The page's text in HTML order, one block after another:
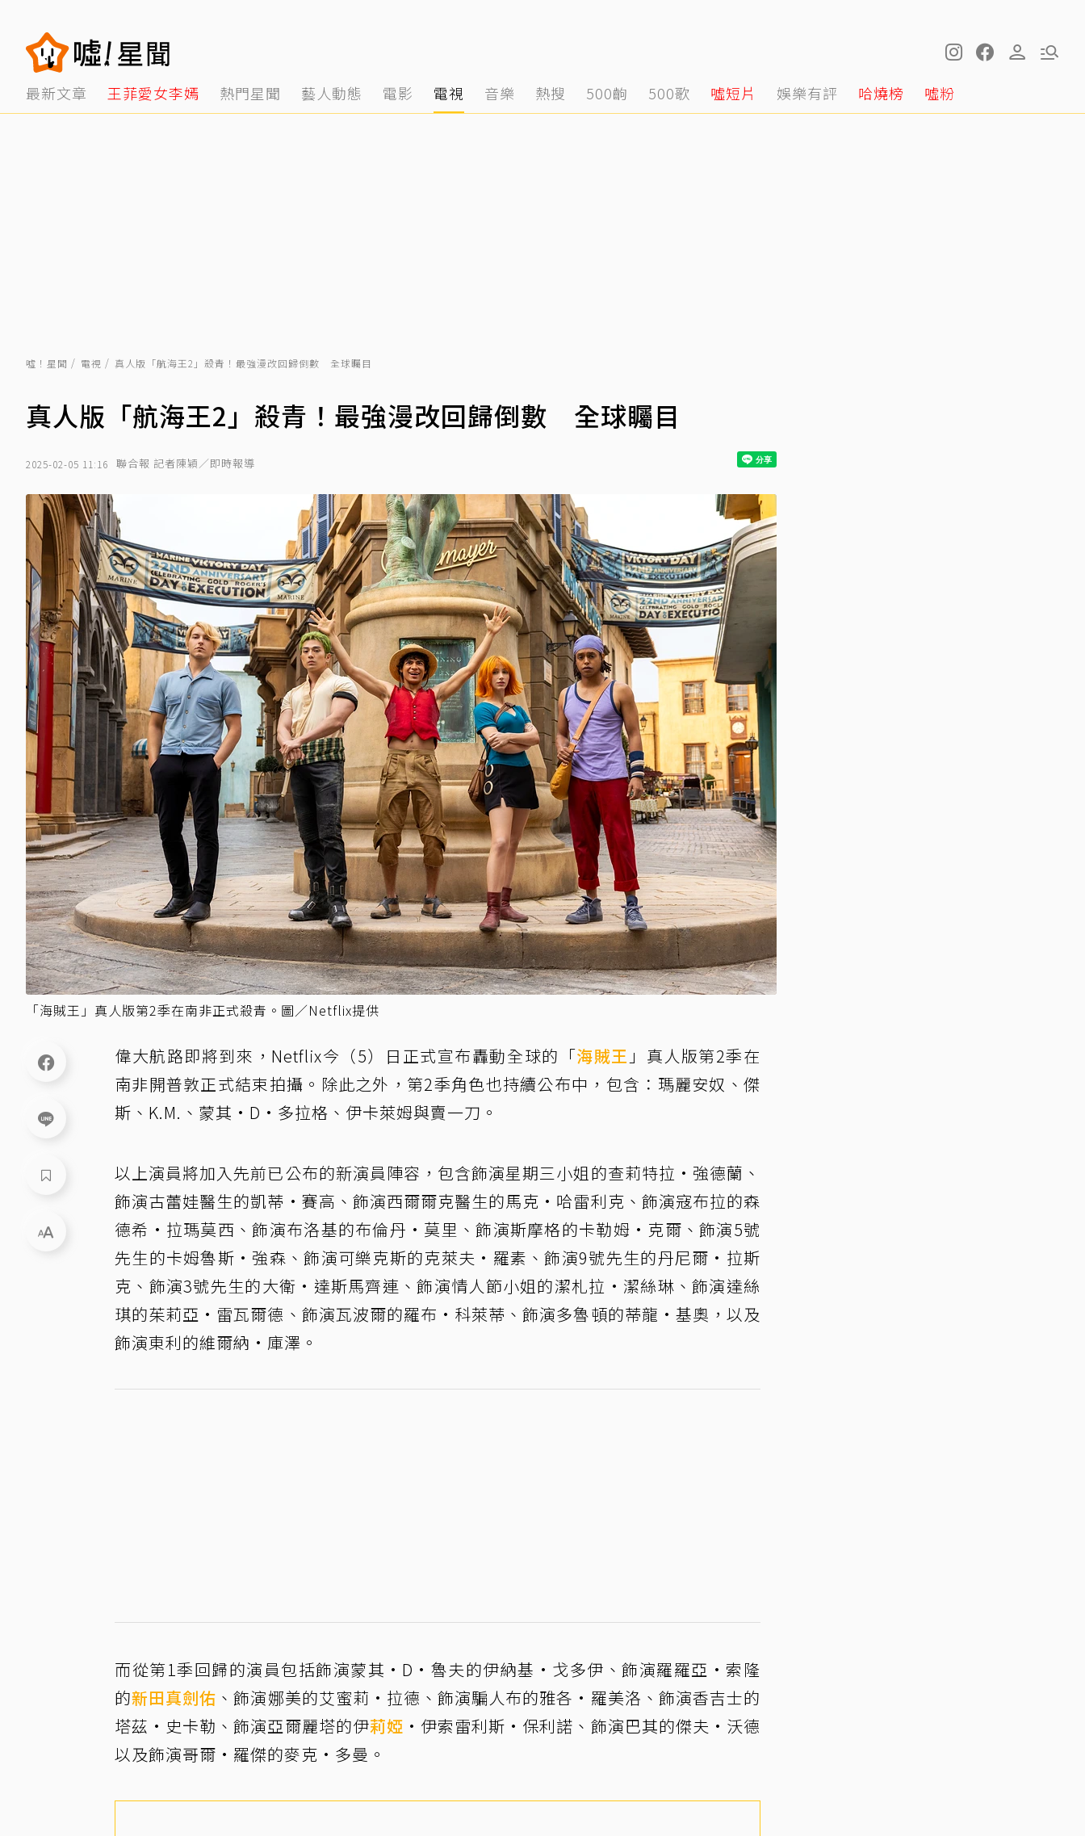
最新文章 王菲愛女李嫣 熱門星聞 藝人動態 電影 電視 音樂 熱搜 500齣 500歌 噓短片 娛樂有評 哈燒榜 噓粉
噓！星聞 電視 真人版「航海王2」殺青！最強漫改回歸倒數 全球矚目
真人版「航海王2」殺青！最強漫改回歸倒數 全球矚目
2025-02-05 11:16 聯合報 記者陳穎／即時報導
「海賊王」真人版第2季在南非正式殺青。圖／Netflix提供
偉大航路即將到來，Netflix今（5）日正式宣布轟動全球的「海賊王 」真人版第2季在
南非開普敦正式結束拍攝。除此之外，第2季角色也持續公布中，包含：瑪麗安奴、傑
斯、K.M.、蒙其·D·多拉格、伊卡萊姆與賣一刀。
以上演員將加入先前已公布的新演員陣容，包含飾演星期三小姐的查莉特拉·強德蘭、
飾演古蕾娃醫生的凱蒂·賽高、飾演西爾爾克醫生的馬克·哈雷利克、飾演寇布拉的森
德希·拉瑪莫西、飾演布洛基的布倫丹·莫里、飾演斯摩格的卡勒姆·克爾、飾演5號
先生的卡姆魯斯·強森、飾演可樂克斯的克萊夫·羅素、飾演9號先生的丹尼爾·拉斯
克、飾演3號先生的大衛·達斯馬齊連、飾演情人節小姐的潔札拉·潔絲琳、飾演達絲
琪的茱莉亞·雷瓦爾德、飾演瓦波爾的羅布·科萊蒂、飾演多魯頓的蒂龍·基奧，以及
飾演東利的維爾納·庫澤。
而從第1季回歸的演員包括飾演蒙其·D·魯夫的伊納基·戈多伊、飾演羅羅亞·索隆
的新田真劍佑 、飾演娜美的艾蜜莉·拉德、飾演騙人布的雅各·羅美洛、飾演香吉士的
塔茲·史卡勒、飾演亞爾麗塔的伊莉婭 ·伊索雷利斯·保利諾、飾演巴其的傑夫·沃德
以及飾演哥爾·羅傑的麥克·多曼。